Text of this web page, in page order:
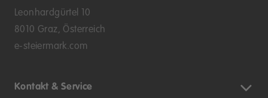
Leonhardgürtel 10
8010 Graz, Österreich
e-steiermark.com
Kontakt & Service